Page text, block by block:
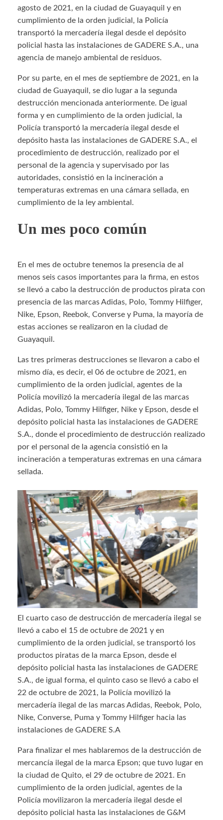
agosto de 2021, en la ciudad de Guayaquil y en
cumplimiento de la orden judicial, la Policía
transportó la mercadería ilegal desde el depósito
policial hasta las instalaciones de GADERE S.A., una
agencia de manejo ambiental de residuos.
Por su parte, en el mes de septiembre de 2021, en la
ciudad de Guayaquil, se dio lugar a la segunda
destrucción mencionada anteriormente. De igual
forma y en cumplimiento de la orden judicial, la
Policía transportó la mercadería ilegal desde el
depósito hasta las instalaciones de GADERE S.A., el
procedimiento de destrucción, realizado por el
personal de la agencia y supervisado por las
autoridades, consistió en la incineración a
temperaturas extremas en una cámara sellada, en
cumplimiento de la ley ambiental.
Un mes poco común
En el mes de octubre tenemos la presencia de al
menos seis casos importantes para la firma, en estos
se llevó a cabo la destrucción de productos pirata con
presencia de las marcas Adidas, Polo, Tommy Hilfiger,
Nike, Epson, Reebok, Converse y Puma, la mayoría de
estas acciones se realizaron en la ciudad de
Guayaquil.
Las tres primeras destrucciones se llevaron a cabo el
mismo día, es decir, el 06 de octubre de 2021, en
cumplimiento de la orden judicial, agentes de la
Policía movilizó la mercadería ilegal de las marcas
Adidas, Polo, Tommy Hilfiger, Nike y Epson, desde el
depósito policial hasta las instalaciones de GADERE
S.A., donde el procedimiento de destrucción realizado
por el personal de la agencia consistió en la
incineración a temperaturas extremas en una cámara
sellada.
El cuarto caso de destrucción de mercadería ilegal se
llevó a cabo el 15 de octubre de 2021 y en
cumplimiento de la orden judicial, se transportó los
productos piratas de la marca Epson, desde el
depósito policial hasta las instalaciones de GADERE
S.A., de igual forma, el quinto caso se llevó a cabo el
22 de octubre de 2021, la Policía movilizó la
mercadería ilegal de las marcas Adidas, Reebok, Polo,
Nike, Converse, Puma y Tommy Hilfiger hacia las
instalaciones de GADERE S.A
Para finalizar el mes hablaremos de la destrucción de
mercancía ilegal de la marca Epson; que tuvo lugar en
la ciudad de Quito, el 29 de octubre de 2021. En
cumplimiento de la orden judicial, agentes de la
Policía movilizaron la mercadería ilegal desde el
depósito policial hasta las instalaciones de G&M